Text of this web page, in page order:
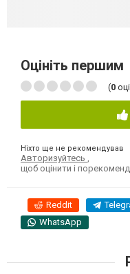
Оцініть першим
(0
Ніхто ще не рекомендував
Авторизуйтесь
щоб оцінити і
Reddit
WhatsApp